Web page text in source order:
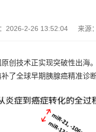
2026-2-26 13:52:04 来源
创技术正实现突破性出
了全球早期胰腺癌精准